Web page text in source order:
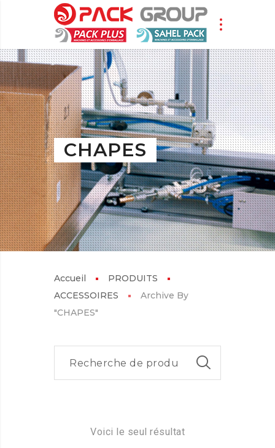
CHAPES
Accueil
PRODUITS
ACCESSOIRES
Archive By
"CHAPES"
Voici le seul résultat